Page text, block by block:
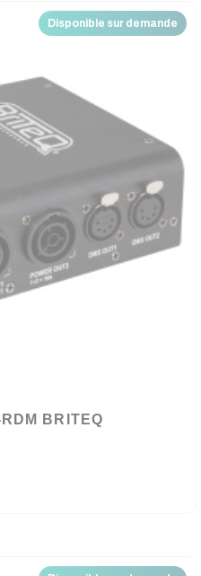
Disponible sur demande
BRITEQ